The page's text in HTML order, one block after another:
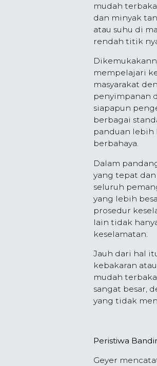
mudah
dan minyak
atau suhu di
rendah titik
mempelajari
masyarakat
penyimpanan
siapapun
berbagai
panduan lebih
berbahaya.
Dalam
yang tepat
seluruh
yang lebih
prosedur
lain tidak
keselamatan.
Jauh dari hal
kebakaran
mudah
sangat besar,
yang tidak
Peristiwa
Geyer